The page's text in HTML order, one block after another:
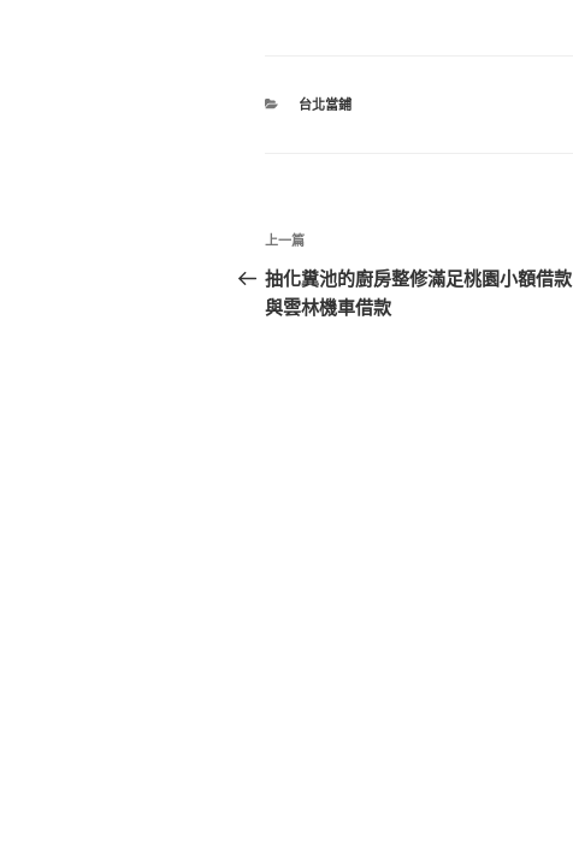
分
台北當鋪
文
章
導
上
一
篇
上一篇
抽化糞池的廚房整修滿足桃園小額借款
與雲林機車借款